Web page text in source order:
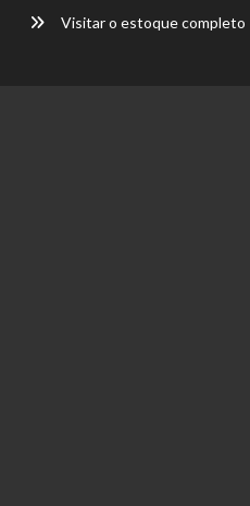
Visitar o estoque completo